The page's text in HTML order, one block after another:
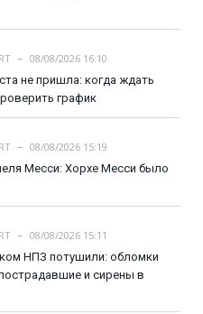
08/08/2026 16:10
не пришла: когда ждать
график
08/08/2026 15:19
Месси: Хорхе Месси было
08/08/2026 15:11
НПЗ потушили: обломки
и сирены в